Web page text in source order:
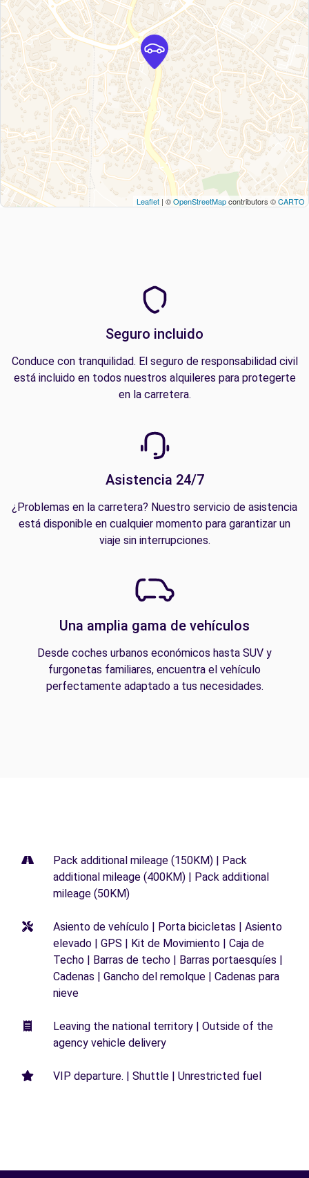
Leaflet | ©OpenStreetMapcontributors ©CARTO
Seguro incluido
Conduce con tranquilidad. El seguro de responsabilidad civil
está incluido en todos nuestros alquileres para protegerte
en la carretera.
Asistencia 24/7
¿Problemas en la carretera? Nuestro servicio de asistencia
está disponible en cualquier momento para garantizar un
viaje sin interrupciones.
Una amplia gama de vehículos
Desde coches urbanos económicos hasta SUV y
furgonetas familiares, encuentra el vehículo
perfectamente adaptado a tus necesidades.
Pack additional mileage (150KM) | Pack
additional mileage (400KM) | Pack additional
mileage (50KM)
Asiento de vehículo | Porta bicicletas | Asiento
elevado | GPS | Kit de Movimiento | Caja de
Techo | Barras de techo | Barras portaesquíes |
Cadenas | Gancho del remolque | Cadenas para
nieve
Leaving the national territory | Outside of the
agency vehicle delivery
VIP departure. | Shuttle | Unrestricted fuel